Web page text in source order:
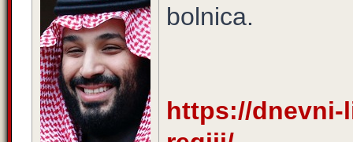
bolnica.
https://dnevni-